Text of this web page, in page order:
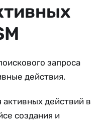
запроса
действия.
действий в
создания и